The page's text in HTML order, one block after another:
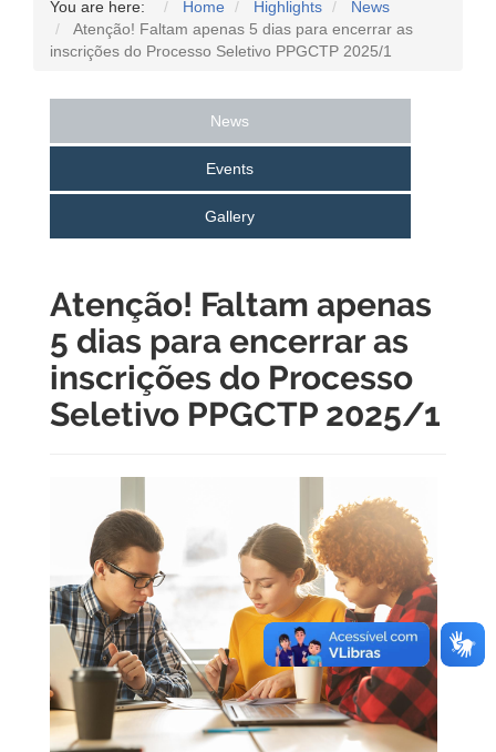
You are here: Home Highlights
News
Atenção! Faltam apenas 5 dias para encerrar as
inscrições do Processo Seletivo PPGCTP 2025/1
News
Events
Gallery
Atenção! Faltam apenas
5 dias para encerrar as
inscrições do Processo
Seletivo PPGCTP 2025/1